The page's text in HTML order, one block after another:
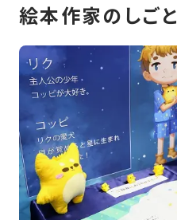
絵本作家のしごと